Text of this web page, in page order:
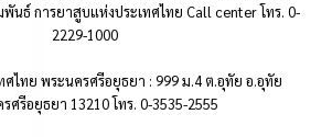
นธ์ การยาสูบแห่งประเทศไทย Call center โทร. 0-
2229-1000
ศไทย พระนครศรีอยุธยา : 999 ม.4 ต.อุทัย อ.อุทัย
ศรีอยุธยา 13210 โทร. 0-3535-2555